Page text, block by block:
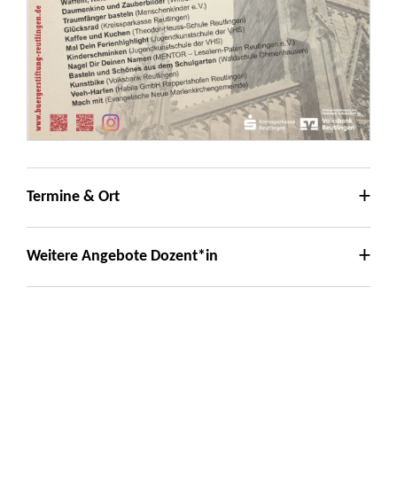
Termine & Ort
Weitere Angebote Dozent*in